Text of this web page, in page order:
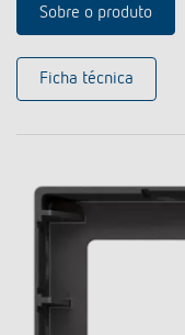
Sobre o produto
Ficha técnica